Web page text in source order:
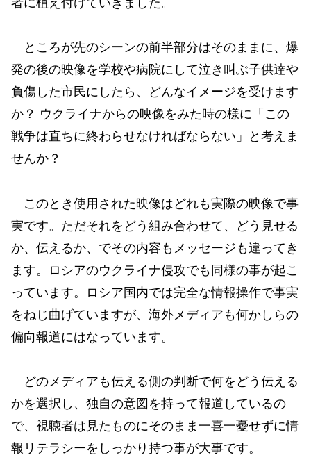
ところが先のシーンの前半部分はそのままに、爆
発の後の映像を学校や病院にして泣き叫ぶ子供達や
負傷した市民にしたら、どんなイメージを受けます
か？ ウクライナからの映像をみた時の様に「この
戦争は直ちに終わらせなければならない」と考えま
せんか？
このとき使用された映像はどれも実際の映像で事
実です。ただそれをどう組み合わせて、どう見せる
か、伝えるか、でその内容もメッセージも違ってき
ます。ロシアのウクライナ侵攻でも同様の事が起こ
っています。ロシア国内では完全な情報操作で事実
をねじ曲げていますが、海外メディアも何かしらの
偏向報道にはなっています。
どのメディアも伝える側の判断で何をどう伝える
かを選択し、独自の意図を持って報道しているの
で、視聴者は見たものにそのまま一喜一憂せずに情
報リテラシーをしっかり持つ事が大事です。